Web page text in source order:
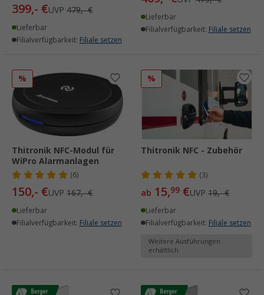
399,- €UVP 479,- €
Lieferbar
Filialverfügbarkeit: Filiale setzen
Lieferbar
Filialverfügbarkeit: Filiale setzen
%
Thitronik NFC-Modul für
WiPro Alarmanlagen
(6)
150,- €UVP 167,- €
Lieferbar
Filialverfügbarkeit: Filiale setzen
%
Thitronik NFC - Zubehör
(3)
ab 15,99 €UVP 19,- €
Lieferbar
Filialverfügbarkeit: Filiale setzen
Weitere Ausführungen
erhältlich